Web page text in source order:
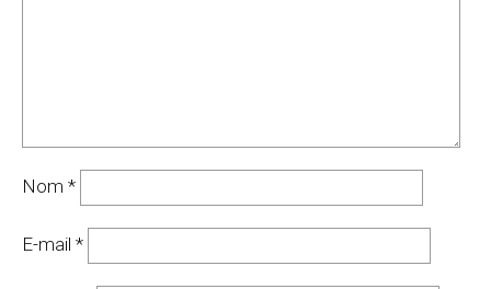
Nom *
E-mail *